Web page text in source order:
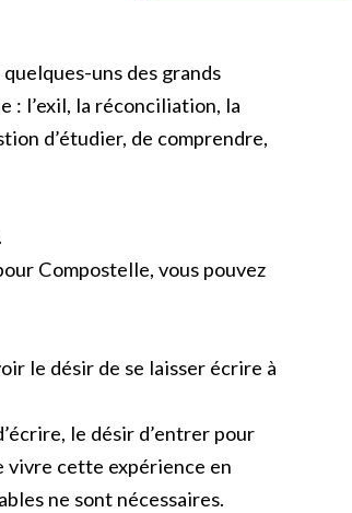
uns des grands
: l’exil, la réconciliation, la
d’étudier, de comprendre,
Compostelle, vous pouvez
le désir de se laisser écrire à
le désir d’entrer pour
vivre cette expérience en
ne sont nécessaires.